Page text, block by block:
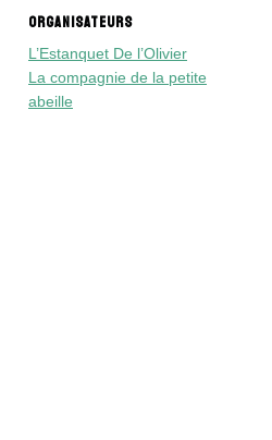
ORGANISATEURS
L’Estanquet De l’Olivier
La compagnie de la petite
abeille